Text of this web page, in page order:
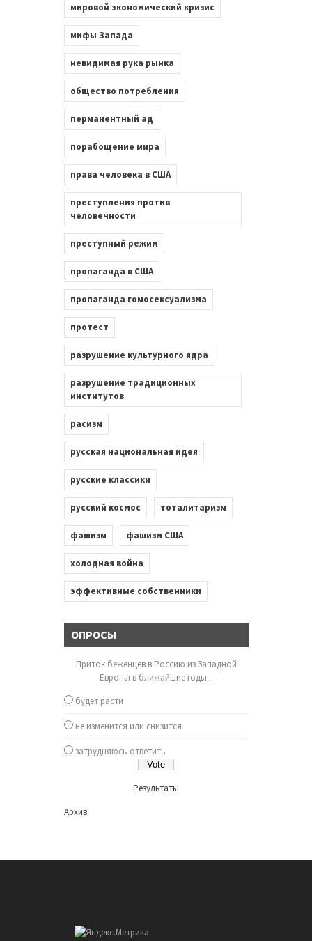
мировой экономический кризис
мифы Запада
невидимая рука рынка
общество потребления
перманентный ад
порабощение мира
права человека в США
преступления против
человечности
преступный режим
пропаганда в США
пропаганда гомосексуализма
протест
разрушение культурного ядра
разрушение традиционных
институтов
расизм
русская национальная идея
русские классики
русский космос тоталитаризм
фашизм фашизм США
холодная война
эффективные собственники
ОПРОСЫ
Приток беженцев в Россию из Западной
Европы в ближайшие годы...
будет расти
не изменится или снизится
затрудняюсь ответить
Результаты
Архив